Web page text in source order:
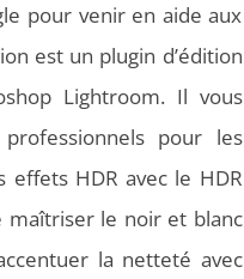
pour venir en aide aux
est un plugin d’édition
Lightroom. Il vous
pour les
effets HDR avec le HDR
maîtriser le noir et blanc
la netteté avec